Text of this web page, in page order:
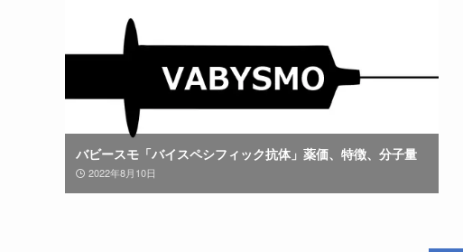
バビースモ「バイスペシフィック抗体」薬価、特徴、分子量
2022年8月10日